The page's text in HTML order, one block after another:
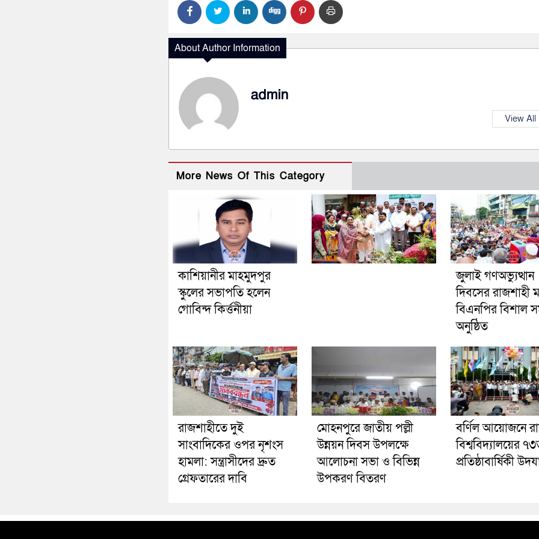
About Author Information
admin
View All
More News Of This Category
কাশিয়ানীর মাহমুদপুর
স্কুলের সভাপতি হলেন
গোবিন্দ কির্ত্তনীয়া
জুলাই গণঅভ্যুত্থান
দিবসের রাজশাহী
বিএনপির বিশাল
অনুষ্ঠিত
রাজশাহীতে দুই
সাংবাদিকের ওপর নৃশংস
হামলা: সন্ত্রাসীদের দ্রুত
গ্রেফতারের দাবি
মোহনপুরে জাতীয় পল্লী
উন্নয়ন দিবস উপলক্ষে
আলোচনা সভা ও বিভিন্ন
উপকরণ বিতরণ
বর্ণিল আয়োজনে
বিশ্ববিদ্যালয়ের
প্রতিষ্ঠাবার্ষিকী